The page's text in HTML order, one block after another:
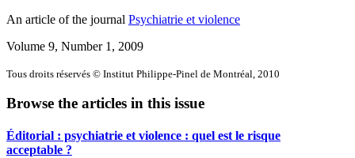
An article of the journal Psychiatrie et violence
Volume 9, Number 1, 2009
Tous droits réservés © Institut Philippe-Pinel de Montréal, 2010
Browse the articles in this issue
Éditorial : psychiatrie et violence : quel est le risque
acceptable ?